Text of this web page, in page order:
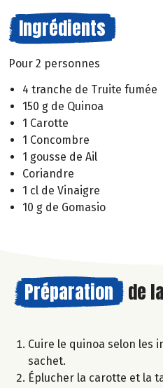
Ingrédients
Pour 2 personnes
4 tranche de Truite fumée
150 g de Quinoa
1 Carotte
1 Concombre
1 gousse de Ail
Coriandre
1 cl de Vinaigre
10 g de Gomasio
Préparation de la
Cuire le quinoa selon les
sachet.
Éplucher la carotte et la